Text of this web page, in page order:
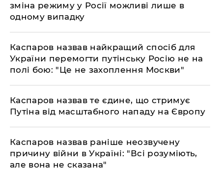
зміна режиму у Росії можливі лише в
одному випадку
Каспаров назвав найкращий спосіб для
України перемогти путінську Росію не на
полі бою: "Це не захоплення Москви"
Каспаров назвав те єдине, що стримує
Путіна від масштабного нападу на Європу
Каспаров назвав раніше неозвучену
причину війни в Україні: "Всі розуміють,
але вона не сказана"